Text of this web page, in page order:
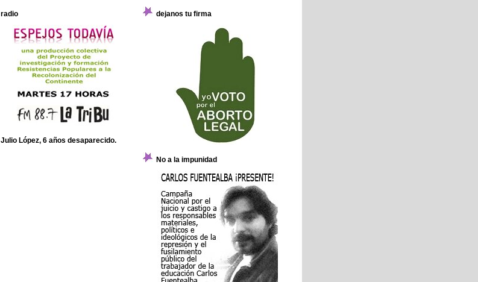
radio
Julio López, 6 años desaparecido.
dejanos tu firma
No a la impunidad